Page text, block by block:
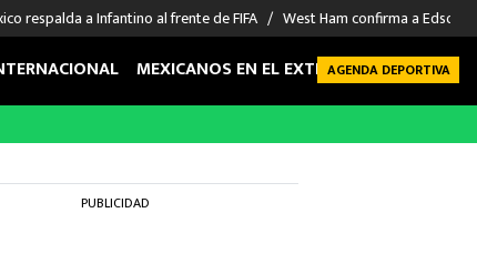
respalda a Infantino al frente de FIFA West Ham confirma a Edson
MEXICANOS EN EL EXTRANJERO FUTBOL
AGENDA DEPORTIVA
PUBLICIDAD